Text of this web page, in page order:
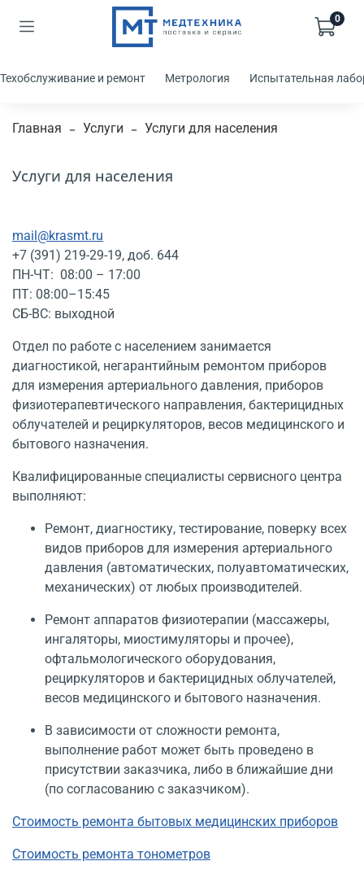
0
Техобслуживание и ремонт Метрология Испытательная
Главная Услуги Услуги для населения
Услуги для населения
mail@krasmt.ru
+7 (391) 219-29-19, доб. 644
ПН-ЧТ: 08:00 – 17:00
ПТ: 08:00–15:45
СБ-ВС: выходной
Отдел по работе с населением занимается
диагностикой, негарантийным ремонтом приборов
для измерения артериального давления, приборов
физиотерапевтического направления, бактерицидных
облучателей и рециркуляторов, весов медицинского и
бытового назначения.
Квалифицированные специалисты сервисного центра
выполняют:
Ремонт, диагностику, тестирование, поверку всех
видов приборов для измерения артериального
давления (автоматических, полуавтоматических,
механических) от любых производителей.
Ремонт аппаратов физиотерапии (массажеры,
ингаляторы, миостимуляторы и прочее),
офтальмологического оборудования,
рециркуляторов и бактерицидных облучателей,
весов медицинского и бытового назначения.
В зависимости от сложности ремонта,
выполнение работ может быть проведено в
присутствии заказчика, либо в ближайшие дни
(по согласованию с заказчиком).
Стоимость ремонта бытовых медицинских приборов
Стоимость ремонта тонометров